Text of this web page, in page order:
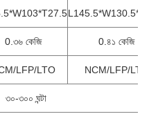
0.৩৬ কেজি
0.৪১ কেজি
LFP/LTO
NCM/LFP/LTO
৩০-৩০০ ঘন্টা